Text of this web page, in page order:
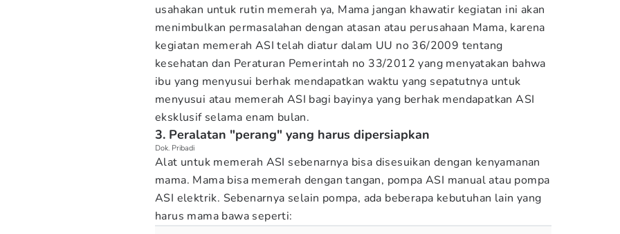
usahakan untuk rutin memerah ya, Mama jangan khawatir kegiatan ini akan
menimbulkan permasalahan dengan atasan atau perusahaan Mama, karena
kegiatan memerah ASI telah diatur dalam UU no 36/2009 tentang
kesehatan dan Peraturan Pemerintah no 33/2012 yang menyatakan bahwa
ibu yang menyusui berhak mendapatkan waktu yang sepatutnya untuk
menyusui atau memerah ASI bagi bayinya yang berhak mendapatkan ASI
eksklusif selama enam bulan.
3. Peralatan "perang" yang harus dipersiapkan
Dok. Pribadi
Alat untuk memerah ASI sebenarnya bisa disesuikan dengan kenyamanan
mama. Mama bisa memerah dengan tangan, pompa ASI manual atau pompa
ASI elektrik. Sebenarnya selain pompa, ada beberapa kebutuhan lain yang
harus mama bawa seperti: